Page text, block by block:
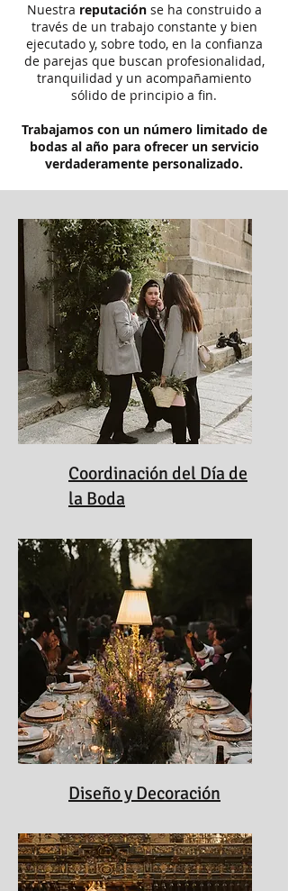
Nuestra reputaciónse ha construido a
través de un trabajo constante y bien
ejecutado y, sobre todo, en la confianza
de parejas que buscan profesionalidad,
tranquilidad y un acompañamiento
sólido de principio a fin.
Trabajamos con un número limitado de
bodas al año para ofrecer un servicio
verdaderamente personalizado.
Coordinación del Día de
la Boda
Diseño y Decoración